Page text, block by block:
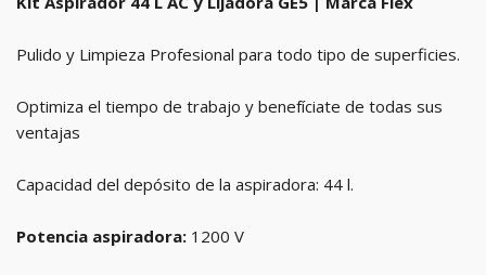
Pulido y Limpieza Profesional para todo tipo de superficies.
Optimiza el tiempo de trabajo y benefíciate de todas sus
ventajas
Capacidad del depósito de la aspiradora: 44 l.
Potencia aspiradora: 1200 V